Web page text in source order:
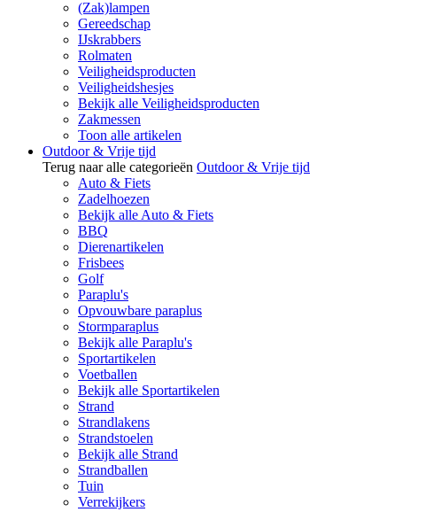
(Zak)lampen
Gereedschap
IJskrabbers
Rolmaten
Veiligheidsproducten
Veiligheidshesjes
Bekijk alle Veiligheidsproducten
Zakmessen
Toon alle artikelen
Outdoor & Vrije tijd
Terug naar alle categorieën Outdoor & Vrije tijd
Auto & Fiets
Zadelhoezen
Bekijk alle Auto & Fiets
BBQ
Dierenartikelen
Frisbees
Golf
Paraplu's
Opvouwbare paraplus
Stormparaplus
Bekijk alle Paraplu's
Sportartikelen
Voetballen
Bekijk alle Sportartikelen
Strand
Strandlakens
Strandstoelen
Bekijk alle Strand
Strandballen
Tuin
Verrekijkers